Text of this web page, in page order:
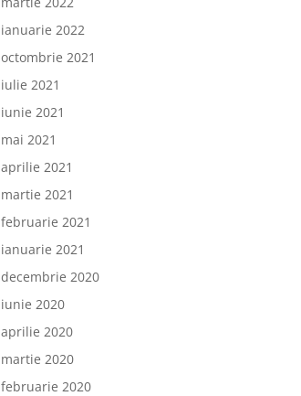
ianuarie 2022
octombrie 2021
iulie 2021
iunie 2021
mai 2021
aprilie 2021
martie 2021
februarie 2021
ianuarie 2021
decembrie 2020
iunie 2020
aprilie 2020
martie 2020
februarie 2020